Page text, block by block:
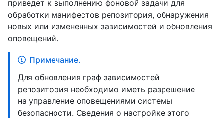
приведет к выполнению фоновой задачи для
обработки манифестов репозитория, обнаружения
новых или измененных зависимостей и обновления
оповещений.
Примечание.
Для обновления граф зависимостей
репозитория необходимо иметь разрешение
на управление оповещениями системы
безопасности. Сведения о настройке этого